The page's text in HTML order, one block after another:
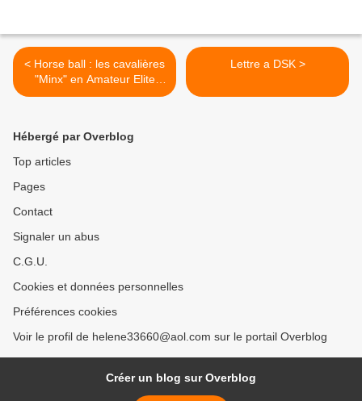
< Horse ball : les cavalières
"Minx" en Amateur Elite
féminin
Lettre a DSK >
Hébergé par Overblog
Top articles
Pages
Contact
Signaler un abus
C.G.U.
Cookies et données personnelles
Préférences cookies
Voir le profil de helene33660@aol.com sur le portail Overblog
Créer un blog sur Overblog